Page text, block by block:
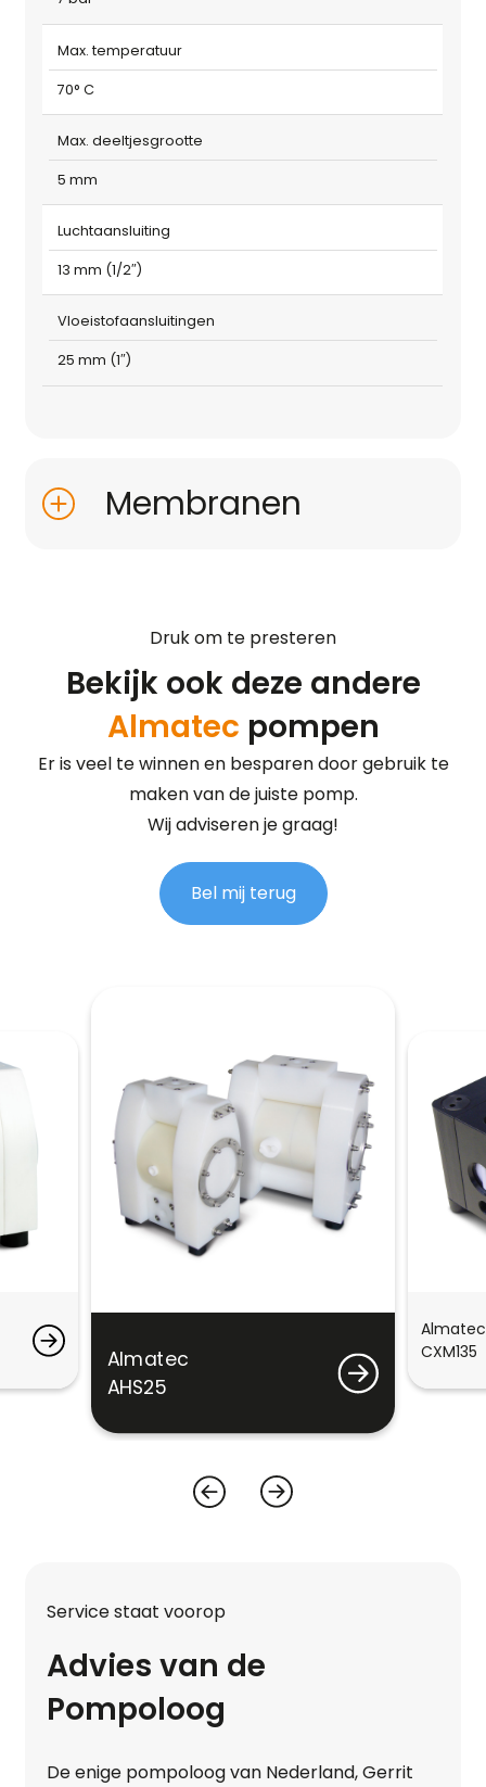
Max. temperatuur
70° C
Max. deeltjesgrootte
5 mm
Luchtaansluiting
13 mm (1/2″)
Vloeistofaansluitingen
25 mm (1″)
Membranen
Druk om te presteren
Bekijk ook deze andere
Almatec pompen
Er is veel te winnen en besparen door gebruik te
maken van de juiste pomp.
Wij adviseren je graag!
Bel mij terug
Almatec
AHS25
Almatec
CXM135
Service staat voorop
Advies van de
Pompoloog
De enige pompoloog van Nederland, Gerrit